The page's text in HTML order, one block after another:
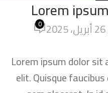
Lorem
0
Lorem ipsum dolor
elit. Quisque